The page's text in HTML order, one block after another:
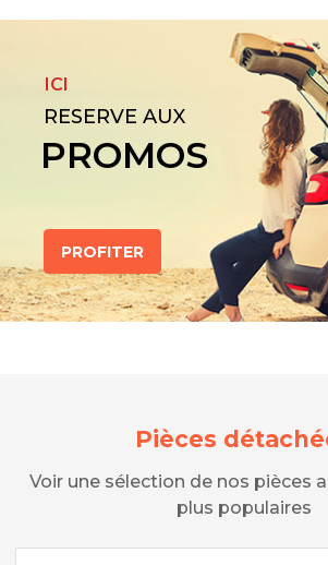
ICI
RESERVE AUX
PROMOS
PROFITER
Pièces
Voir une sélection de nos pièces
plus populaires